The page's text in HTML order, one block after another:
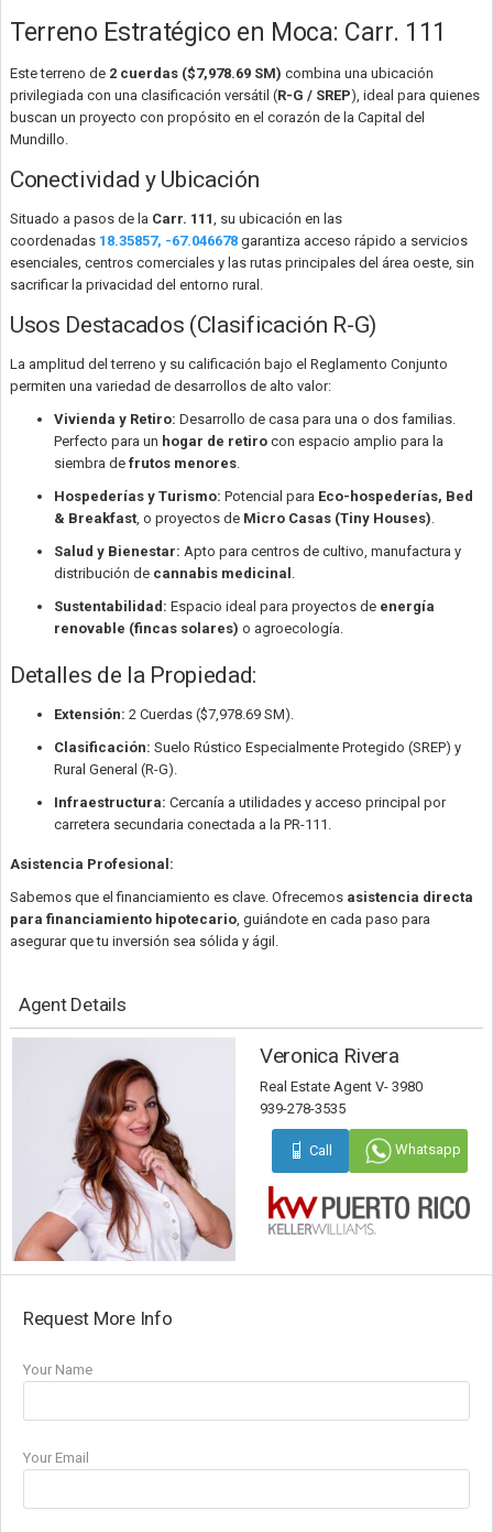
Terreno Estratégico en Moca: Carr. 111
Este terreno de 2 cuerdas ($7,978.69 SM) combina una ubicación
privilegiada con una clasificación versátil (R-G / SREP), ideal para quienes
buscan un proyecto con propósito en el corazón de la Capital del
Mundillo.
Conectividad y Ubicación
Situado a pasos de la Carr. 111 , su ubicación en las
coordenadas 18.35857, -67.046678 garantiza acceso rápido a servicios
esenciales, centros comerciales y las rutas principales del área oeste, sin
sacrificar la privacidad del entorno rural.
Usos Destacados (Clasificación R-G)
La amplitud del terreno y su calificación bajo el Reglamento Conjunto
permiten una variedad de desarrollos de alto valor:
Vivienda y Retiro: Desarrollo de casa para una o dos familias.
Perfecto para un hogar de retiro con espacio amplio para la
siembra de frutos menores
Hospederías y Turismo: Potencial para Eco-hospederías, Bed
& Breakfast , o proyectos de Micro Casas (Tiny Houses)
Salud y Bienestar: Apto para centros de cultivo, manufactura y
distribución de cannabis medicinal
Sustentabilidad: Espacio ideal para proyectos de energía
renovable (fincas solares) o agroecología.
Detalles de la Propiedad:
Extensión: 2 Cuerdas ($7,978.69 SM).
Clasificación: Suelo Rústico Especialmente Protegido (SREP) y
Rural General (R-G).
Infraestructura: Cercanía a utilidades y acceso principal por
carretera secundaria conectada a la PR-111.
Asistencia Profesional:
Sabemos que el financiamiento es clave. Ofrecemos asistencia directa
para financiamiento hipotecario , guiándote en cada paso para
asegurar que tu inversión sea sólida y ágil.
Agent Details
Veronica Rivera
Real Estate Agent V- 3980
939-278-3535
Call Whatsapp
Request More Info
Your Name
Your Email